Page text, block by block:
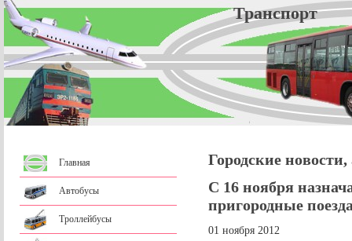
Главная
Автобусы
Троллейбусы
Городские
С 16 ноября
пригородные
01 ноября 2012